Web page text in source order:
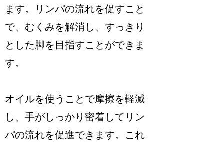
ます。リンパの流れを促すこと
で、むくみを解消し、すっきり
とした脚を目指すことができま
す。
オイルを使うことで摩擦を軽減
し、手がしっかり密着してリン
パの流れを促進できます。これ